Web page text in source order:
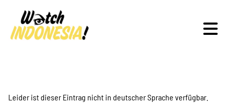
Schwerpunkte
Leider ist dieser Eintrag nicht in deutscher Sprache verfügbar.